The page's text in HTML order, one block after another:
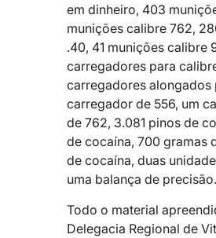
em dinheiro, 403
munições calibre 762,
.40, 41 munições calibre
carregadores para
carregadores alongados
carregador de 556, um
de 762, 3.081 pinos de
de cocaína, 700 gramas
de cocaína, duas
uma balança de precisão.
Todo o material
Delegacia Regional de